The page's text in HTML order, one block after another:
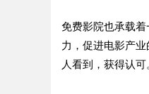
免费影院也承载
力，促进电影产
人看到，获得认可